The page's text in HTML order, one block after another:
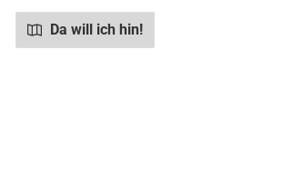
Da will ich hin!